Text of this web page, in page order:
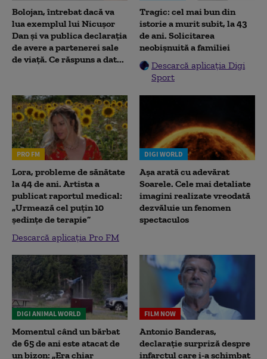
Bolojan, întrebat dacă va
lua exemplul lui Nicușor
Dan și va publica declarația
de avere a partenerei sale
de viață. Ce răspuns a dat...
Tragic: cel mai bun din
istorie a murit subit, la 43
de ani. Solicitarea
neobișnuită a familiei
Descarcă aplicația Digi
Sport
PRO FM
Lora, probleme de sănătate
la 44 de ani. Artista a
publicat raportul medical:
„Urmează cel puțin 10
ședințe de terapie”
Descarcă aplicația Pro FM
DIGI WORLD
Așa arată cu adevărat
Soarele. Cele mai detaliate
imagini realizate vreodată
dezvăluie un fenomen
spectaculos
DIGI ANIMAL WORLD
Momentul când un bărbat
de 65 de ani este atacat de
un bizon: „Era chiar
FILM NOW
Antonio Banderas,
declarație surpriză despre
infarctul care i-a schimbat